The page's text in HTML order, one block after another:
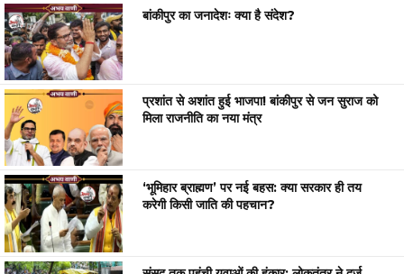
बांकीपुर का जनादेशः क्या है संदेश?
प्रशांत से अशांत हुई भाजपा! बांकीपुर से जन सुराज को
मिला राजनीति का नया मंत्र
‘भूमिहार ब्राह्मण’ पर नई बहस: क्या सरकार ही तय
करेगी किसी जाति की पहचान?